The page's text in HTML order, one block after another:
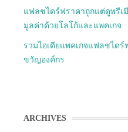
แฟลชไดร์ฟราคาถูกแต่ดูพรีเมี
มูลค่าด้วยโลโก้และแพคเกจ
รวมไอเดียแพคเกจแฟลชได
ขวัญองค์กร
ARCHIVES